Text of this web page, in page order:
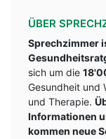
ÜBER
Sprechzimmer
sich um die
Gesundheit und
und Therapie.
Informationen
kommen neue